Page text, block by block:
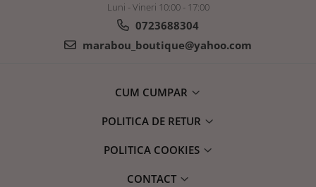
Luni - Vineri 10:00 - 17:00
0723688304
marabou_boutique@yahoo.com
CUM CUMPAR
POLITICA DE RETUR
POLITICA COOKIES
CONTACT